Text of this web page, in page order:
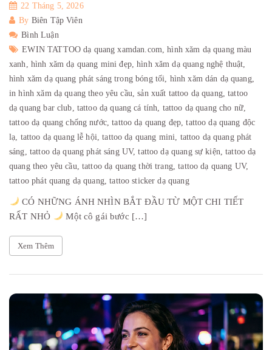
22 Tháng 5, 2026
By Biên Tập Viên
Bình Luận
EWIN TATTOO dạ quang xamdan.com,hình xăm dạ quang màu
xanh, hình xăm dạ quang mini đẹp,hình xăm dạ quang nghệ thuật,
hình xăm dạ quang phát sáng trong bóng tối, hình xăm dán dạ quang,
in hình xăm dạ quang theo yêu cầu,sản xuất tattoo dạ quang,tattoo
dạ quang bar club, tattoo dạ quang cá tính, tattoo dạ quang cho nữ,
tattoo dạ quang chống nước,tattoo dạ quang đẹp,tattoo dạ quang độc
lạ, tattoo dạ quang lễ hội,tattoo dạ quang mini, tattoo dạ quang phát
sáng, tattoo dạ quang phát sáng UV,tattoo dạ quang sự kiện,tattoo dạ
quang theo yêu cầu,tattoo dạ quang thời trang,tattoo dạ quang UV,
tattoo phát quang dạ quang,tattoo sticker dạ quang
CÓ NHỮNG ÁNH NHÌN BẮT ĐẦU TỪ MỘT CHI TIẾT
RẤT NHỎ
Một cô gái bước […]
Xem Thêm